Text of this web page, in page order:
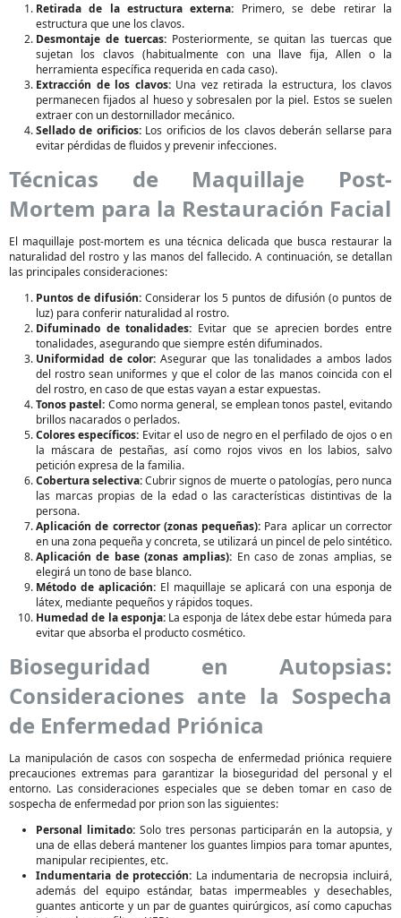
Retirada de la estructura externa: Primero, se debe retirar la
estructura que une los clavos.
Desmontaje de tuercas:Posteriormente, se quitan las tuercas que
sujetan los clavos (habitualmente con una llave fija, Allen o la
herramienta específica requerida en cada caso).
Extracción de los clavos:Una vez retirada la estructura, los clavos
permanecen fijados al hueso y sobresalen por la piel. Estos se suelen
extraer con un destornillador mecánico.
Sellado de orificios:Los orificios de los clavos deberán sellarse para
evitar pérdidas de fluidos y prevenir infecciones.
Técnicas de Maquillaje Post-
Mortem para la Restauración Facial
El maquillaje post-mortem es una técnica delicada que busca restaurar la
naturalidad del rostro y las manos del fallecido. A continuación, se detallan
las principales consideraciones:
Puntos de difusión: Considerar los 5 puntos de difusión (o puntos de
luz) para conferir naturalidad al rostro.
Difuminado de tonalidades: Evitar que se aprecien bordes entre
tonalidades, asegurando que siempre estén difuminados.
Uniformidad de color: Asegurar que las tonalidades a ambos lados
del rostro sean uniformes y que el color de las manos coincida con el
del rostro, en caso de que estas vayan a estar expuestas.
Tonos pastel: Como norma general, se emplean tonos pastel, evitando
brillos nacarados o perlados.
Colores específicos: Evitar el uso de negro en el perfilado de ojos o en
la máscara de pestañas, así como rojos vivos en los labios, salvo
petición expresa de la familia.
Cobertura selectiva:Cubrir signos de muerte o patologías, pero nunca
las marcas propias de la edad o las características distintivas de la
persona.
Aplicación de corrector (zonas pequeñas): Para aplicar un corrector
en una zona pequeña y concreta, se utilizará un pincel de pelo sintético.
Aplicación de base (zonas amplias): En caso de zonas amplias, se
elegirá un tono de base blanco.
Método de aplicación:El maquillaje se aplicará con una esponja de
látex, mediante pequeños y rápidos toques.
Humedad de la esponja:La esponja de látex debe estar húmeda para
evitar que absorba el producto cosmético.
Bioseguridad en Autopsias:
Consideraciones ante la Sospecha
de Enfermedad Priónica
La manipulación de casos con sospecha de enfermedad priónica requiere
precauciones extremas para garantizar la bioseguridad del personal y el
entorno. Las consideraciones especiales que se deben tomar en caso de
sospecha de enfermedad por prion son las siguientes:
Personal limitado: Solo tres personas participarán en la autopsia, y
una de ellas deberá mantener los guantes limpios para tomar apuntes,
manipular recipientes, etc.
Indumentaria de protección: La indumentaria de necropsia incluirá,
además del equipo estándar, batas impermeables y desechables,
guantes anticorte y un par de guantes quirúrgicos, así como capuchas